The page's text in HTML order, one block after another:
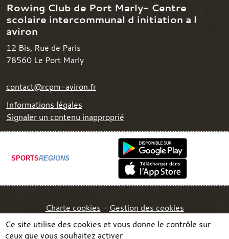
Rowing Club de Port Marly- Centre
scolaire intercommunal d initiation a l
aviron
12 Bis, Rue de Paris
78560 Le Port Marly
contact@rcpm-aviron.fr
Informations légales
Signaler un contenu inapproprié
SPORTSREGIONS
Charte cookies Gestion des cookies
Ce site utilise des cookies et vous donne le contrôle sur
ceux que vous souhaitez activer